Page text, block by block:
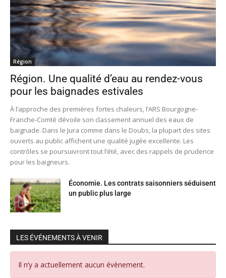
Région
Région. Une qualité d’eau au rendez-vous
pour les baignades estivales
À l’approche des premières fortes chaleurs, l’ARS Bourgogne-
Franche-Comté dévoile son classement annuel des eaux de
baignade. Dans le Jura comme dans le Doubs, la plupart des sites
ouverts au public affichent une qualité jugée excellente. Les
contrôles se poursuivront tout l’été, avec des rappels de prudence
pour les baigneurs.
Économie. Les contrats saisonniers séduisent
un public plus large
LES ÉVÉNEMENTS À VENIR
Il n’y a actuellement aucun évènement.